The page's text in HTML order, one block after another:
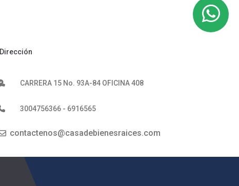
Dirección
CARRERA 15 No. 93A-84 OFICINA 408
3004756366 - 6916565
contactenos@casadebienesraices.com